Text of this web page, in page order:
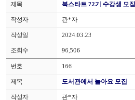
북스타트 72기 수강생 모집
관*자
2024.03.23
96,506
166
도서관에서 놀아요 모집
관*자